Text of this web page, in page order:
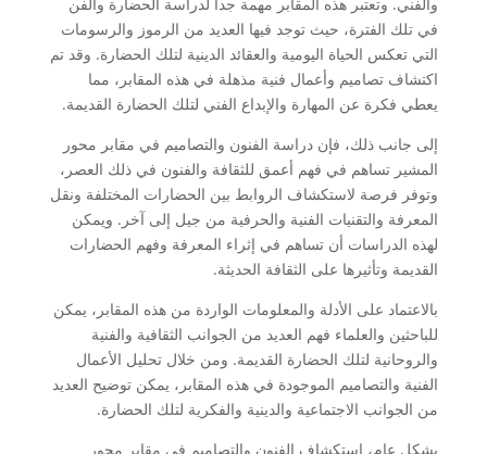
في تلك الفترة، حيث توجد فيها العديد من الرموز والرسومات
التي تعكس الحياة اليومية والعقائد الدينية لتلك الحضارة. وقد تم
اكتشاف تصاميم وأعمال فنية مذهلة في هذه المقابر، مما
يعطي فكرة عن المهارة والإبداع الفني لتلك الحضارة القديمة.
إلى جانب ذلك، فإن دراسة الفنون والتصاميم في مقابر محور
المشير تساهم في فهم أعمق للثقافة والفنون في ذلك العصر،
وتوفر فرصة لاستكشاف الروابط بين الحضارات المختلفة ونقل
المعرفة والتقنيات الفنية والحرفية من جيل إلى آخر. ويمكن
لهذه الدراسات أن تساهم في إثراء المعرفة وفهم الحضارات
القديمة وتأثيرها على الثقافة الحديثة.
بالاعتماد على الأدلة والمعلومات الواردة من هذه المقابر، يمكن
للباحثين والعلماء فهم العديد من الجوانب الثقافية والفنية
والروحانية لتلك الحضارة القديمة. ومن خلال تحليل الأعمال
الفنية والتصاميم الموجودة في هذه المقابر، يمكن توضيح العديد
من الجوانب الاجتماعية والدينية والفكرية لتلك الحضارة.
بشكل عام، استكشاف الفنون والتصاميم في مقابر محور